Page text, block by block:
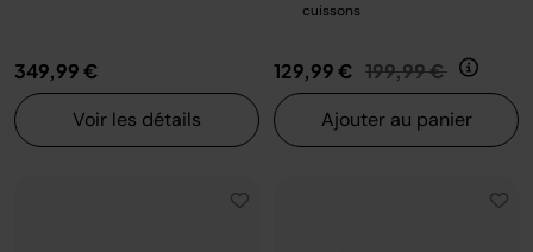
349,99 €
Voir les détails
cuissons
129,99 € Prix réduit de
199,99 € au
Ajouter au panier